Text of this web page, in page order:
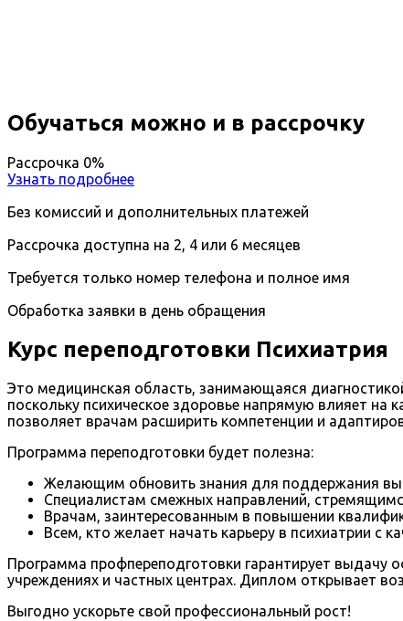
Обучаться можно и в рассрочку
Рассрочка 0%
Узнать подробнее
Без комиссий и дополнительных платежей
Рассрочка доступна на 2, 4 или 6 месяцев
Требуется только номер телефона и полное имя
Обработка заявки в день обращения
Курс переподготовки Психиатрия
Это медицинская область, занимающаяся
поскольку психическое здоровье напрямую влияет на
позволяет врачам расширить компетенции и
Программа переподготовки будет полезна:
Желающим обновить знания для поддержания
Специалистам смежных направлений,
Врачам, заинтересованным в повышении
Всем, кто желает начать карьеру в психиатрии с
Программа профпереподготовки гарантирует выдачу
учреждениях и частных центрах. Диплом открывает
Выгодно ускорьте свой профессиональный рост!